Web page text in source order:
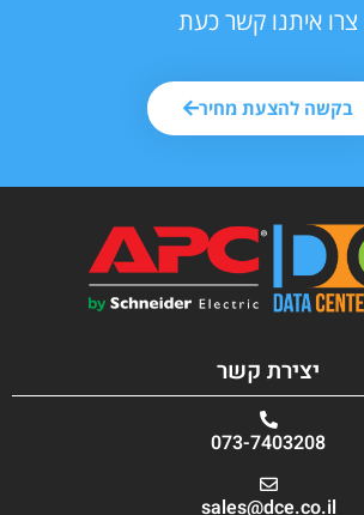
צרו איתנו קשר כעת
בקשה להצעת מחיר
יצירת קשר
073-7403208
sales@dce.co.il